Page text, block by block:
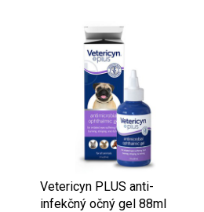
Vetericyn PLUS anti-
infekčný očný gel 88ml